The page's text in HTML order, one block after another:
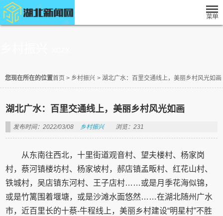
您现在所在的位置首页 > 乡村振兴 > 湖北广水：百里交通线上，美丽乡村风光如画
湖北广水：百里交通线上，美丽乡村风光如画
发布时间：2022/03/08 乡村振兴 浏览：231
从东南往西北，十里街道观音村、望夫楼村、杨家岗
村，蔡河镇楼坊村、杨家坡村，郝店镇孟畈村、红花山村、
铁城村，吴店镇东河村、王子店村……或是月季花海似锦，
或是竹篱围着堰塘，或是沙滩水面悠然……在湖北随州广水
市，近百里长的十蔡-牛程线上，美丽乡村建设“明星村”不胜